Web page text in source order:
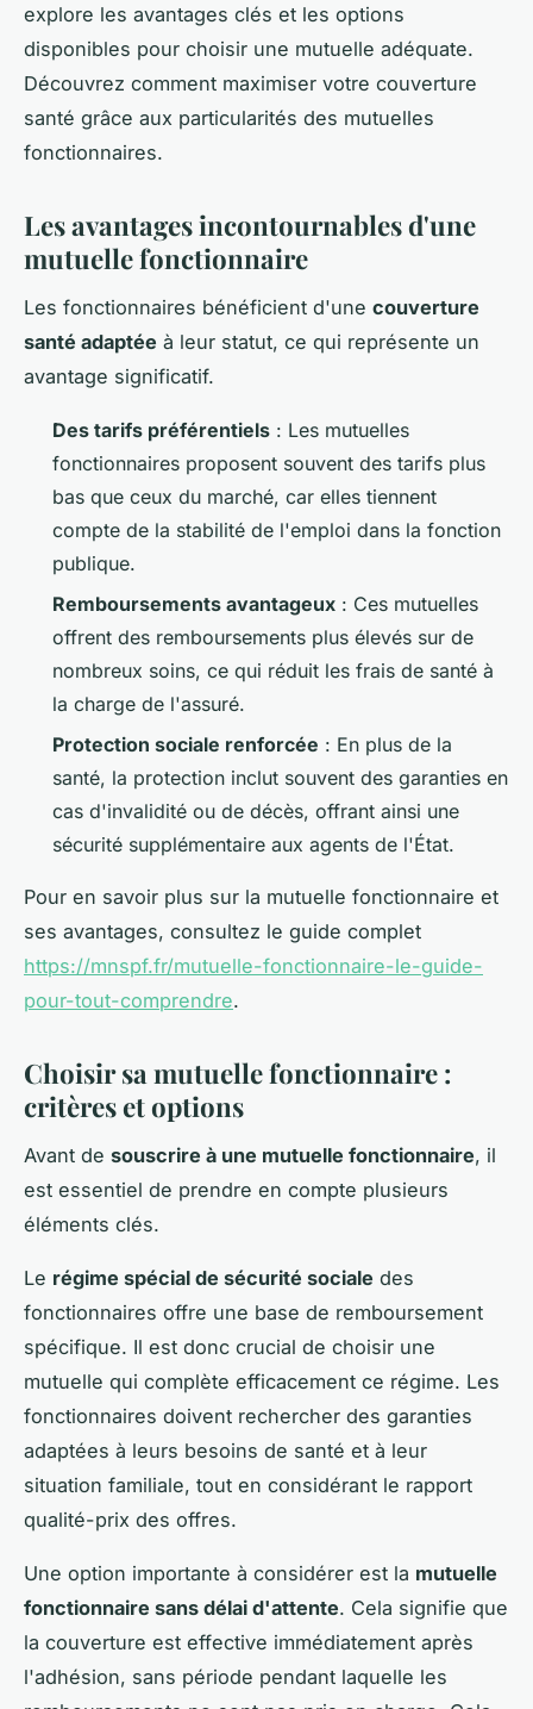
explore les avantages clés et les options
disponibles pour choisir une mutuelle adéquate.
Découvrez comment maximiser votre couverture
santé grâce aux particularités des mutuelles
fonctionnaires.
Les avantages incontournables d'une
mutuelle fonctionnaire
Les fonctionnaires bénéficient d'une couverture
santé adaptée à leur statut, ce qui représente un
avantage significatif.
Des tarifs préférentiels : Les mutuelles
fonctionnaires proposent souvent des tarifs plus
bas que ceux du marché, car elles tiennent
compte de la stabilité de l'emploi dans la fonction
publique.
Remboursements avantageux : Ces mutuelles
offrent des remboursements plus élevés sur de
nombreux soins, ce qui réduit les frais de santé à
la charge de l'assuré.
Protection sociale renforcée : En plus de la
santé, la protection inclut souvent des garanties en
cas d'invalidité ou de décès, offrant ainsi une
sécurité supplémentaire aux agents de l'État.
Pour en savoir plus sur la mutuelle fonctionnaire et
ses avantages, consultez le guide complet
https://mnspf.fr/mutuelle-fonctionnaire-le-guide-
pour-tout-comprendre.
Choisir sa mutuelle fonctionnaire :
critères et options
Avant de souscrire à une mutuelle fonctionnaire, il
est essentiel de prendre en compte plusieurs
éléments clés.
Le régime spécial de sécurité sociale des
fonctionnaires offre une base de remboursement
spécifique. Il est donc crucial de choisir une
mutuelle qui complète efficacement ce régime. Les
fonctionnaires doivent rechercher des garanties
adaptées à leurs besoins de santé et à leur
situation familiale, tout en considérant le rapport
qualité-prix des offres.
Une option importante à considérer est la mutuelle
fonctionnaire sans délai d'attente. Cela signifie que
la couverture est effective immédiatement après
l'adhésion, sans période pendant laquelle les